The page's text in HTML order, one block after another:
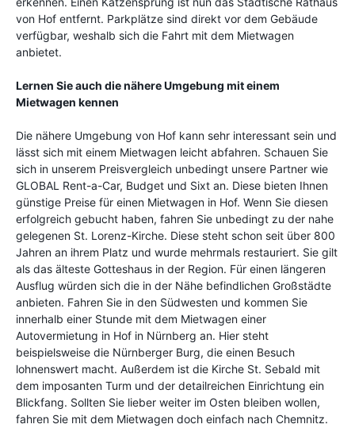
von Hof entfernt. Parkplätze sind direkt vor dem Gebäude
verfügbar, weshalb sich die Fahrt mit dem Mietwagen
anbietet.
Lernen Sie auch die nähere Umgebung mit einem
Mietwagen kennen
Die nähere Umgebung von Hof kann sehr interessant sein und
lässt sich mit einem Mietwagen leicht abfahren. Schauen Sie
sich in unserem Preisvergleich unbedingt unsere Partner wie
GLOBAL Rent-a-Car, Budget und Sixt an. Diese bieten Ihnen
günstige Preise für einen Mietwagen in Hof. Wenn Sie diesen
erfolgreich gebucht haben, fahren Sie unbedingt zu der nahe
gelegenen St. Lorenz-Kirche. Diese steht schon seit über 800
Jahren an ihrem Platz und wurde mehrmals restauriert. Sie gilt
als das älteste Gotteshaus in der Region. Für einen längeren
Ausflug würden sich die in der Nähe befindlichen Großstädte
anbieten. Fahren Sie in den Südwesten und kommen Sie
innerhalb einer Stunde mit dem Mietwagen einer
Autovermietung in Hof in Nürnberg an. Hier steht
beispielsweise die Nürnberger Burg, die einen Besuch
lohnenswert macht. Außerdem ist die Kirche St. Sebald mit
dem imposanten Turm und der detailreichen Einrichtung ein
Blickfang. Sollten Sie lieber weiter im Osten bleiben wollen,
fahren Sie mit dem Mietwagen doch einfach nach Chemnitz.